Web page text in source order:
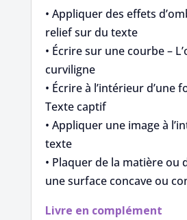
• Appliquer des effets
relief sur du texte
• Écrire sur une courbe –
curviligne
• Écrire à l’intérieur d’une
Texte captif
• Appliquer une image à
texte
• Plaquer de la matière ou
une surface concave ou
Livre en complément